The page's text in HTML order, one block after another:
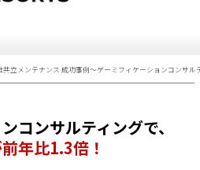
共立メンテナンス 成功事例〜ゲーミフィケーションコンサ
コンサルティングで、
年比1.3倍！